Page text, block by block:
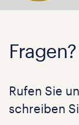
Fragen?
Rufen Sie
schreiben